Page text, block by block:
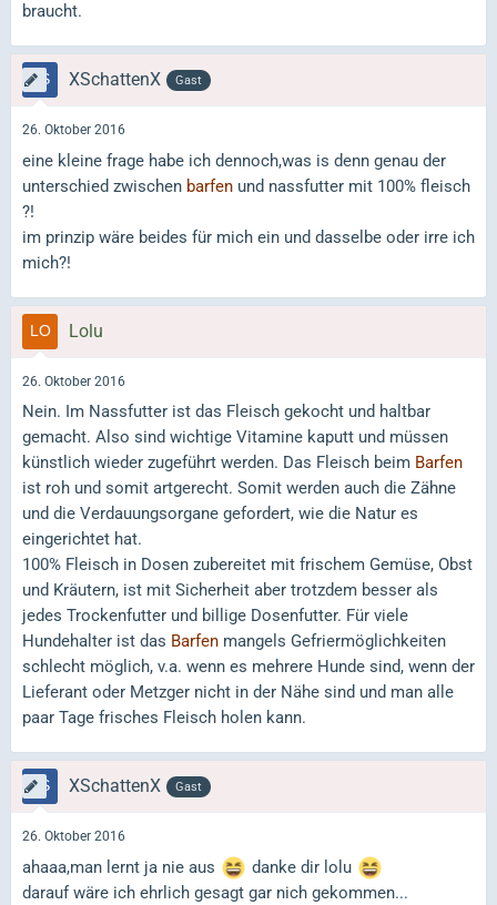
braucht.
XSchattenX Gast
26. Oktober 2016
eine kleine frage habe ich dennoch,was is denn genau der
unterschied zwischen barfen und nassfutter mit 100% fleisch
?!
im prinzip wäre beides für mich ein und dasselbe oder irre ich
mich?!
Lolu
26. Oktober 2016
Nein. Im Nassfutter ist das Fleisch gekocht und haltbar
gemacht. Also sind wichtige Vitamine kaputt und müssen
künstlich wieder zugeführt werden. Das Fleisch beim Barfen
ist roh und somit artgerecht. Somit werden auch die Zähne
und die Verdauungsorgane gefordert, wie die Natur es
eingerichtet hat.
100% Fleisch in Dosen zubereitet mit frischem Gemüse, Obst
und Kräutern, ist mit Sicherheit aber trotzdem besser als
jedes Trockenfutter und billige Dosenfutter. Für viele
Hundehalter ist das Barfen mangels Gefriermöglichkeiten
schlecht möglich, v.a. wenn es mehrere Hunde sind, wenn der
Lieferant oder Metzger nicht in der Nähe sind und man alle
paar Tage frisches Fleisch holen kann.
XSchattenX Gast
26. Oktober 2016
ahaaa,man lernt ja nie aus
danke dir lolu
darauf wäre ich ehrlich gesagt gar nich gekommen...